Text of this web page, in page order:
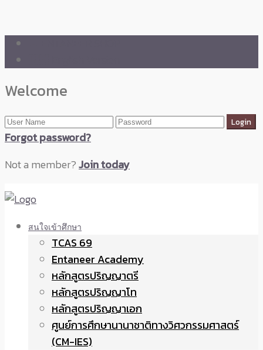
Welcome
Forgot password?
Not a member?Join today
สนใจเข้าศึกษา
TCAS 69
Entaneer Academy
หลักสูตรปริญญาตรี
หลักสูตรปริญญาโท
หลักสูตรปริญญาเอก
ศูนย์การศึกษานานาชาติทางวิศวกรรมศาสตร์
(CM-IES)